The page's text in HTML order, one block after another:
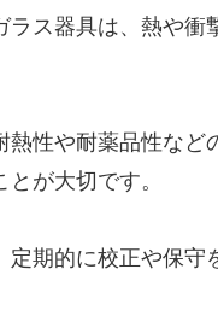
ラス器具は、熱や衝
熱性や耐薬品性な
が大切です。
期的に校正や保守